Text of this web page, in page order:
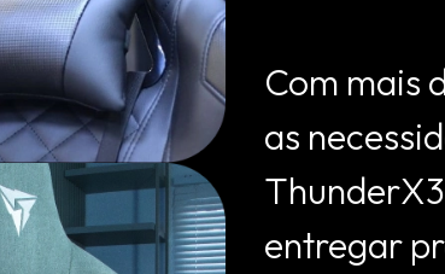
Com mais
as
entregar